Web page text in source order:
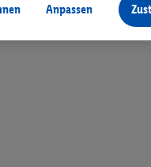
allem NonFood-Produkte,
Anpassen